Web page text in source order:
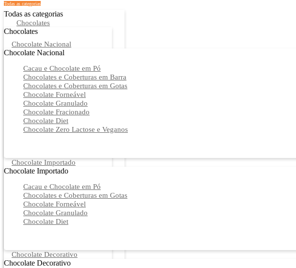
Todas as categorias
Todas as categorias
Chocolates
Chocolates
Chocolate Nacional
Chocolate Nacional
Cacau e Chocolate em Pó
Chocolates e Coberturas em Barra
Chocolates e Coberturas em Gotas
Chocolate Forneável
Chocolate Granulado
Chocolate Fracionado
Chocolate Diet
Chocolate Zero Lactose e Veganos
Chocolate Importado
Chocolate Importado
Cacau e Chocolate em Pó
Chocolates e Coberturas em Gotas
Chocolate Forneável
Chocolate Granulado
Chocolate Diet
Chocolate Decorativo
Chocolate Decorativo